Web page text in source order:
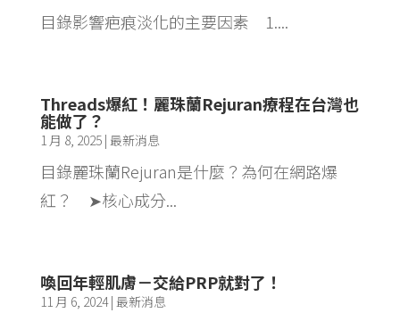
目錄影響疤痕淡化的主要因素 1....
Threads爆紅！麗珠蘭Rejuran療程在台灣也
能做了？
1 月 8, 2025| 最新消息
目錄麗珠蘭Rejuran是什麼？為何在網路爆
紅？ ➤核心成分...
喚回年輕肌膚－交給PRP就對了！
11 月 6, 2024| 最新消息